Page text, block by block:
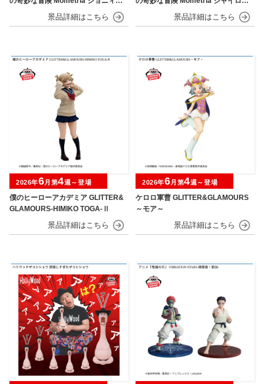
ジョースター
僕のヒーローアカデミア GLITTER&
GLAMOURS-HIMIKO TOGA-Ⅱ
2026年6月第4週～登場
ケロロ軍曹 GLITTER&GLAMOURS
～モア～
2026年6月第4週～登場